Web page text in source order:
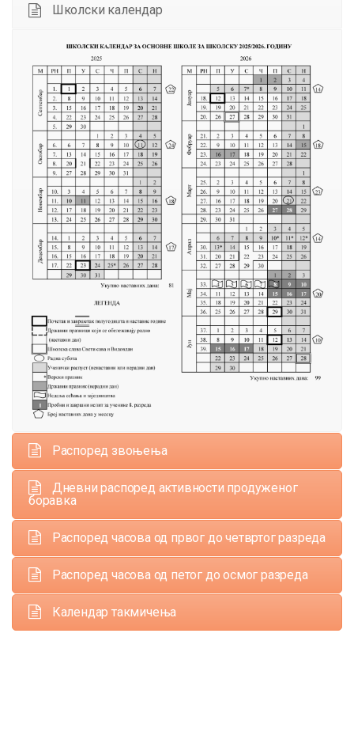
Школски календар
Распоред звоњења
Дневни распоред активности продуженог
боравка
Распоред часова од првог до четвртог разреда
Распоред часова од петог до осмог разреда
Календар такмичења